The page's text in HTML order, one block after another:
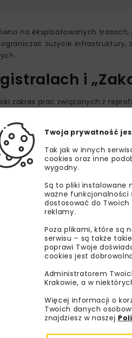
na eksploatowanych
zużycie
i
zakres prac związanych z
torów oraz blisko 800
nr 3 Warszawa Zachodnia –
linii nr 9
Warszawa Wschodnia –
na linii nr 131 Chorzów
pojawią się m.in. na linii
i 99, określanych jako kolejowa
Twoja prywatność
Tak jak w innych
cookies oraz inne
wygodny.
Są to pliki instalowane
ważne funkcjonalności
dostosować do
reklamy.
Poza plikami, które są
serwisu – są także
poprawi Twoje
cookies jest
Administratorem
Krakowie, a w
Więcej informacji o
Twoich danych
znajdziesz w naszej